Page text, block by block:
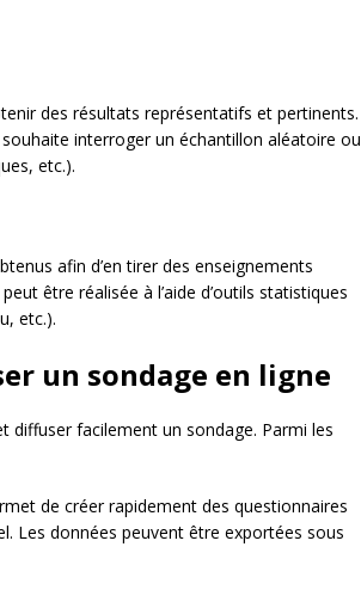
des résultats représentatifs et pertinents.
interroger un échantillon aléatoire ou
etc.).
afin d’en tirer des enseignements
être réalisée à l’aide d’outils statistiques
etc.).
un sondage en ligne
diffuser facilement un sondage. Parmi les
de créer rapidement des questionnaires
Les données peuvent être exportées sous